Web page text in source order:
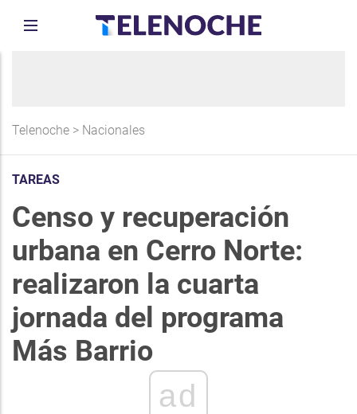
Telenoche > Nacionales
TAREAS
Censo y recuperación
urbana en Cerro Norte:
realizaron la cuarta
jornada del programa
Más Barrio
ad